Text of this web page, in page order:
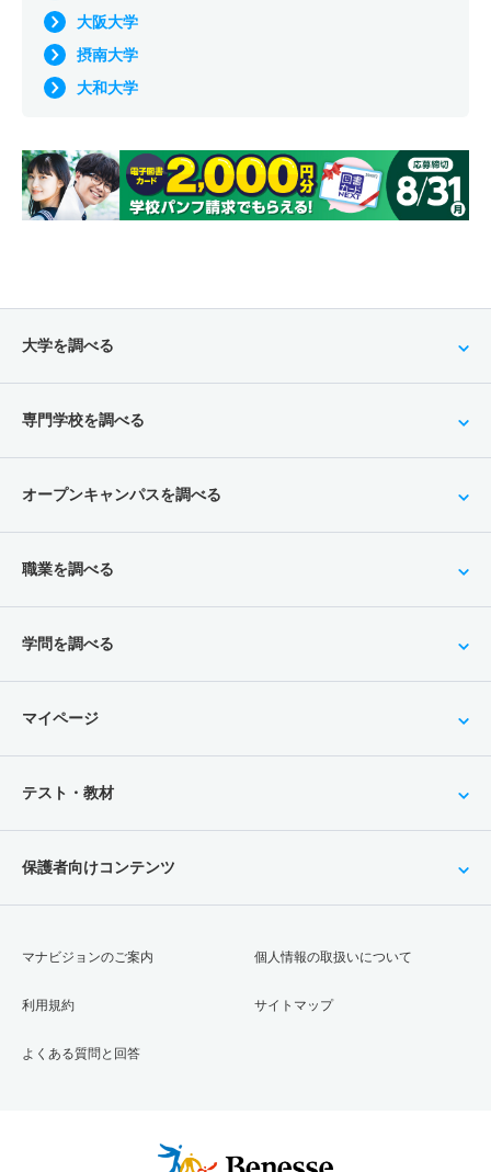
大阪大学
摂南大学
大和大学
大学を調べる
専門学校を調べる
オープンキャンパスを調べる
職業を調べる
学問を調べる
マイページ
テスト・教材
保護者向けコンテンツ
マナビジョンのご案内
利用規約
よくある質問と回答
個人情報の取扱いについて
サイトマップ